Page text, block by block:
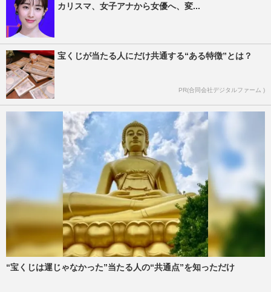
カリスマ、女子アナから女優へ、変...
宝くじが当たる人にだけ共通する“ある特徴”とは？
PR(合同会社デジタルファーム )
“宝くじは運じゃなかった”当たる人の“共通点”を知っただけ